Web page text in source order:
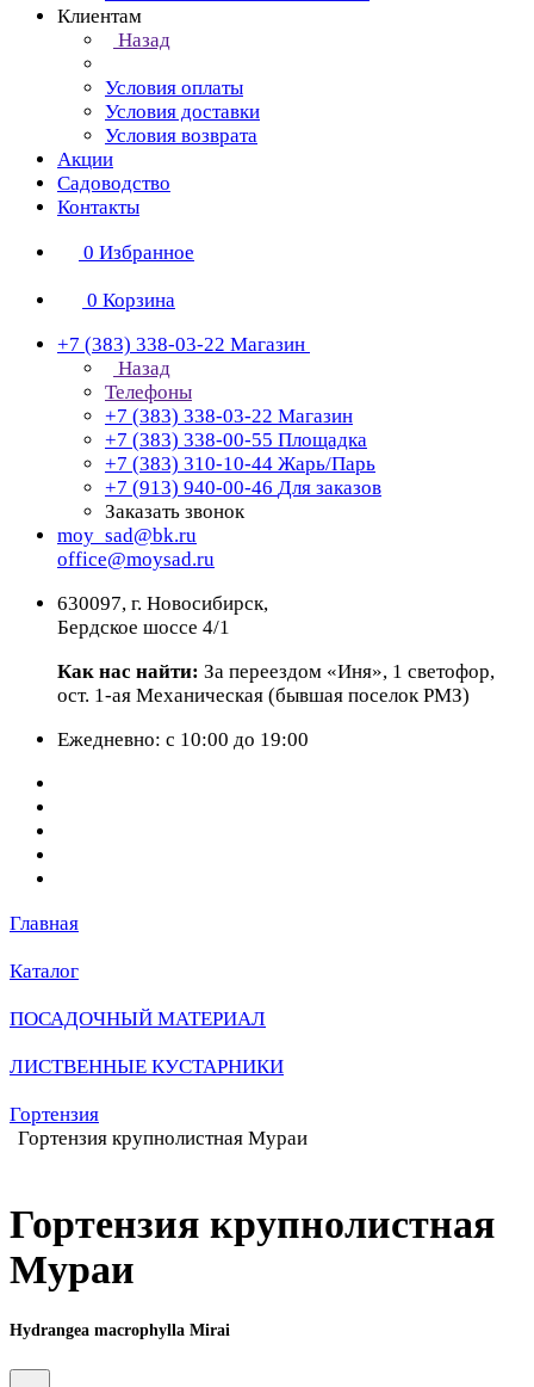
Клиентам
Назад
Условия оплаты
Условия доставки
Условия возврата
Акции
Садоводство
Контакты
0 Избранное
0 Корзина
+7 (383) 338-03-22 Магазин
Назад
Телефоны
+7 (383) 338-03-22 Магазин
+7 (383) 338-00-55 Площадка
+7 (383) 310-10-44 Жарь/Парь
+7 (913) 940-00-46 Для заказов
Заказать звонок
moy_sad@bk.ru
office@moysad.ru
630097, г. Новосибирск,
Бердское шоссе 4/1
Как нас найти: За переездом «Иня», 1 светофор,
ост. 1-ая Механическая (бывшая поселок РМЗ)
Ежедневно: с 10:00 до 19:00
Главная
Каталог
ПОСАДОЧНЫЙ МАТЕРИАЛ
ЛИСТВЕННЫЕ КУСТАРНИКИ
Гортензия
Гортензия крупнолистная Мураи
Гортензия крупнолистная
Мураи
Hydrangea macrophylla Mirai